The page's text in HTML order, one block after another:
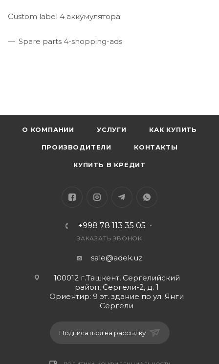
Custom label 4 аккумулятора:
Spare parts 4-shopping-ads
О КОМПАНИИ УСЛУГИ КАК КУПИТЬ
ПРОИЗВОДИТЕЛИ КОНТАКТЫ
КУПИТЬ В КРЕДИТ
+998 78 113 35 05
ЗАКАЗАТЬ ЗВОНОК
sale@adek.uz
100012 г.Ташкент, Сергелийский
район, Сергели-2, д. 1
Ориентир: 9 эт. здание по ул. Янги
Сергели
Подписаться на рассылку